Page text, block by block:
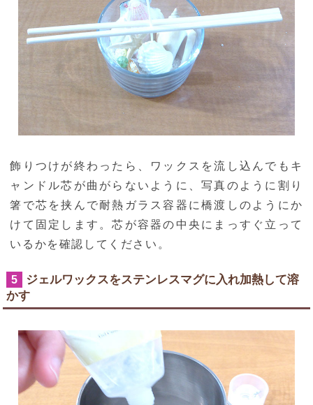
飾りつけが終わったら、ワックスを流し込んでもキ
ャンドル芯が曲がらないように、写真のように割り
箸で芯を挟んで耐熱ガラス容器に橋渡しのようにか
けて固定します。芯が容器の中央にまっすぐ立って
いるかを確認してください。
5
ジェルワックスをステンレスマグに入れ加熱して溶
かす